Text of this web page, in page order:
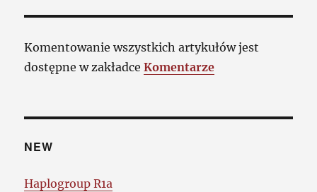
Komentowanie wszystkich artykułów jest
dostępne w zakładceKomentarze
NEW
Haplogroup R1a